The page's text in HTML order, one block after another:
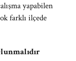
yapabilen
farklı ilçede